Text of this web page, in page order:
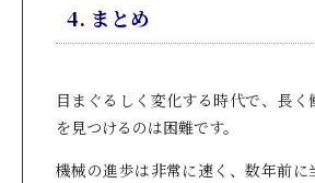
4. まとめ
目まぐるしく変化する時代で、長
を見つけるのは困難です。
機械の進歩は非常に速く、数年前に